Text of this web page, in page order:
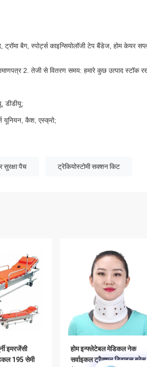
बैग, स्पोर्ट्स काइन्सियोलॉजी टेप बैंडेज, होम केयर
2. तेजी से वितरण समय: हमारे कुछ उत्पाद स्टॉक
डीडीयू;
यूनियन, कैश, एस्क्रो;
सुरक्षा पैच ट्रेकियोस्टोमी सक्शन किट
इमरजेंसी
195 सेमी
होम इन्फ्लेटेबल मेडिकल नेक
सर्वाइकल ट्रैक्शन डिवाइस ब्रेस